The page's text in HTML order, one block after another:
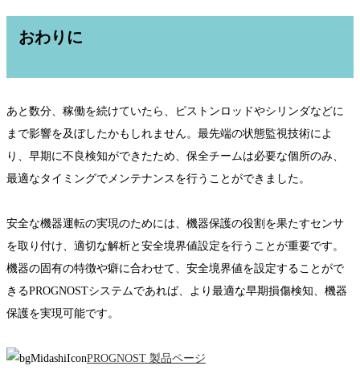
おわりに
あと数分、稼働を続けていたら、ピストンロッドやシリンダなどに
まで影響を及ぼしたかもしれません。最先端の状態監視技術によ
り、早期に不良検知ができたため、保全チームは必要な個所のみ、
最適なタイミングでメンテナンスを行うことができました。
安全な機器運転の実現のためには、機器保護の役割を果たすセンサ
を取り付け、適切な解析と安全境界値設定を行うことが重要です。
機器の固有の特徴や癖に合わせて、安全境界値を設定することがで
きるPROGNOSTシステムであれば、より最適な早期損傷検知、機器
保護を実現可能です。
PROGNOST 製品ページ